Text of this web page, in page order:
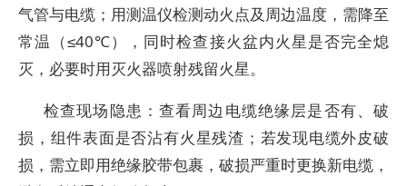
气管与电缆；用测温仪检测动火点及周边温度，需降至
常温（≤40℃），同时检查接火盆内火星是否完全熄
灭，必要时用灭火器喷射残留火星。
检查现场隐患：查看周边电缆绝缘层是否有、破
损，组件表面是否沾有火星残渣；若发现电缆外皮破
损，需立即用绝缘胶带包裹，破损严重时更换新电缆，